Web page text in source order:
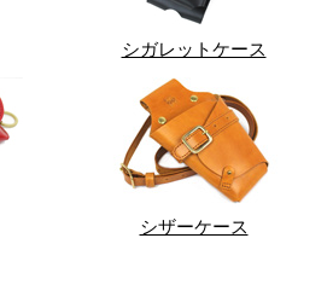
シガレットケース
シザーケース